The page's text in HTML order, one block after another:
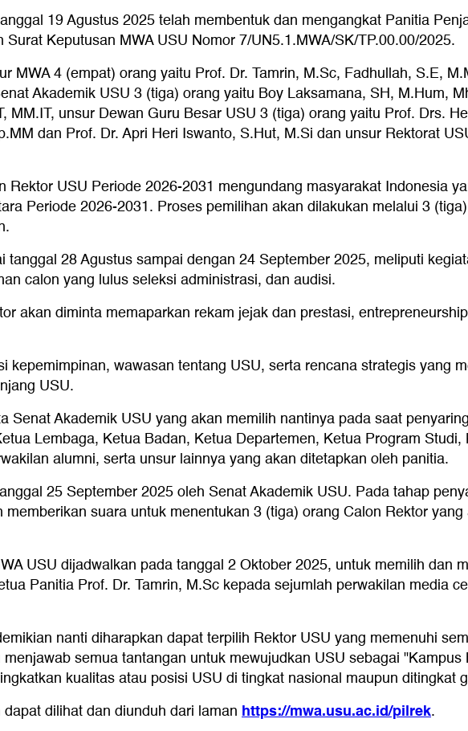
19 Agustus 2025 telah membentuk dan mengangkat Panitia
Keputusan MWA USU Nomor 7/UN5.1.MWA/SK/TP.00.00/2025.
MWA 4 (empat) orang yaitu Prof. Dr. Tamrin, M.Sc, Fadhullah, S.E,
Akademik USU 3 (tiga) orang yaitu Boy Laksamana, SH, M.Hum,
MM.IT, unsur Dewan Guru Besar USU 3 (tiga) orang yaitu Prof. Drs.
dan Prof. Dr. Apri Heri Iswanto, S.Hut, M.Si dan unsur Rektorat
Rektor USU Periode 2026-2031 mengundang masyarakat Indonesia
Periode 2026-2031. Proses pemilihan akan dilakukan melalui 3
28 Agustus sampai dengan 24 September 2025, meliputi
calon yang lulus seleksi administrasi, dan audisi.
akan diminta memaparkan rekam jejak dan prestasi,
kepemimpinan, wawasan tentang USU, serta rencana strategis yang
USU.
Senat Akademik USU yang akan memilih nantinya pada saat
Lembaga, Ketua Badan, Ketua Departemen, Ketua Program
alumni, serta unsur lainnya yang akan ditetapkan oleh panitia.
25 September 2025 oleh Senat Akademik USU. Pada tahap
suara untuk menentukan 3 (tiga) orang Calon Rektor
USU dijadwalkan pada tanggal 2 Oktober 2025, untuk memilih dan
Panitia Prof. Dr. Tamrin, M.Sc kepada sejumlah perwakilan media
nanti diharapkan dapat terpilih Rektor USU yang memenuhi
semua tantangan untuk mewujudkan USU sebagai
kualitas atau posisi USU di tingkat nasional maupun ditingkat
dilihat dan diunduh dari laman https://mwa.usu.ac.id/pilrek.